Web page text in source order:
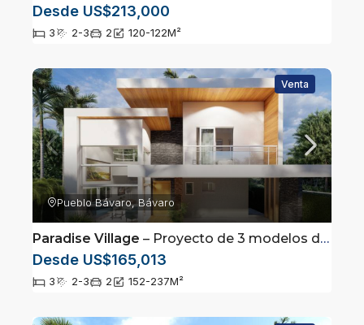
Desde US$213,000
3 2-3 2 120-122M²
Venta
Pueblo Bávaro, Bávaro
Paradise Village – Proyecto de 3 modelos de villas en Punta Cana
Desde US$165,013
3 2-3 2 152-237M²